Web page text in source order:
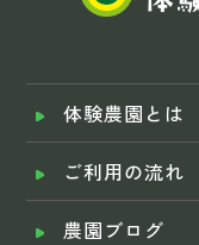
体験農園とは
ご利用の流れ
農園ブログ